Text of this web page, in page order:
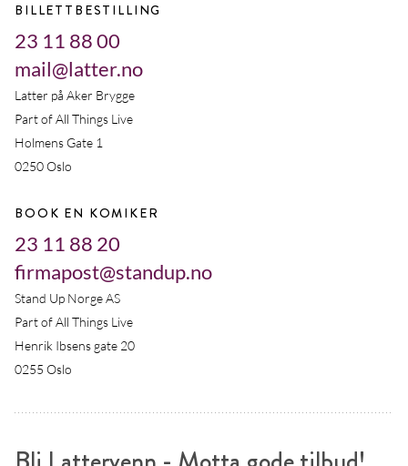
BILLETTBESTILLING
23 11 88 00
mail@latter.no
Latter på Aker Brygge
Part of All Things Live
Holmens Gate 1
0250 Oslo
BOOK EN KOMIKER
23 11 88 20
firmapost@standup.no
Stand Up Norge AS
Part of All Things Live
Henrik Ibsens gate 20
0255 Oslo